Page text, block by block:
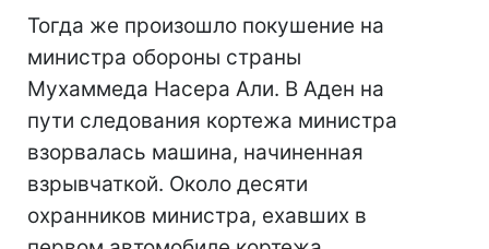
Тогда же произошло покушение на
министра обороны страны
Мухаммеда Насера Али. В Аден на
пути следования кортежа министра
взорвалась машина, начиненная
взрывчаткой. Около десяти
охранников министра, ехавших в